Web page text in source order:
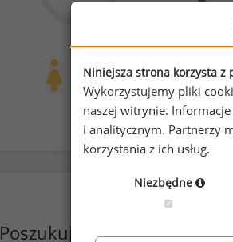
Kobiety
73
prywatna opieka medyczna dla
Poszukujesz
Niniejsza strona korzysta z
Wykorzystujemy pliki
naszej witrynie.
i analitycznym. Partnerzy
korzystania z ich usług.
Niezbędne